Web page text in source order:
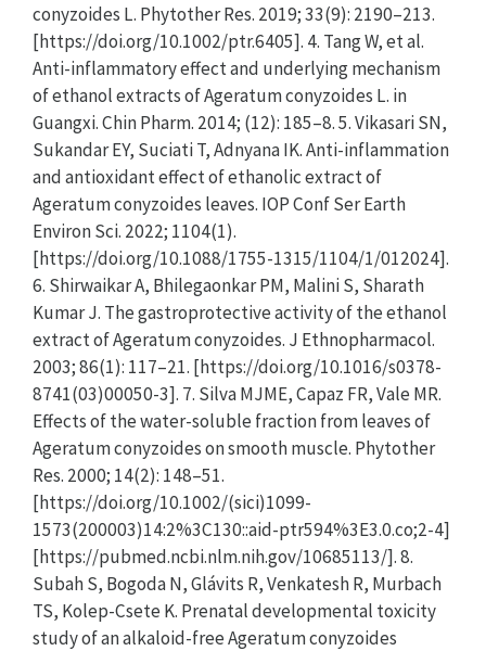
conyzoides L. Phytother Res. 2019; 33(9): 2190–213.
[https://doi.org/10.1002/ptr.6405]. 4. Tang W, et al.
Anti-inflammatory effect and underlying mechanism
of ethanol extracts of Ageratum conyzoides L. in
Guangxi. Chin Pharm. 2014; (12): 185–8. 5. Vikasari SN,
Sukandar EY, Suciati T, Adnyana IK. Anti-inflammation
and antioxidant effect of ethanolic extract of
Ageratum conyzoides leaves. IOP Conf Ser Earth
Environ Sci. 2022; 1104(1).
[https://doi.org/10.1088/1755-1315/1104/1/012024].
6. Shirwaikar A, Bhilegaonkar PM, Malini S, Sharath
Kumar J. The gastroprotective activity of the ethanol
extract of Ageratum conyzoides. J Ethnopharmacol.
2003; 86(1): 117–21. [https://doi.org/10.1016/s0378-
8741(03)00050-3]. 7. Silva MJME, Capaz FR, Vale MR.
Effects of the water-soluble fraction from leaves of
Ageratum conyzoides on smooth muscle. Phytother
Res. 2000; 14(2): 148–51.
[https://doi.org/10.1002/(sici)1099-
1573(200003)14:2%3C130::aid-ptr594%3E3.0.co;2-4]
[https://pubmed.ncbi.nlm.nih.gov/10685113/]. 8.
Subah S, Bogoda N, Glávits R, Venkatesh R, Murbach
TS, Kolep-Csete K. Prenatal developmental toxicity
study of an alkaloid-free Ageratum conyzoides